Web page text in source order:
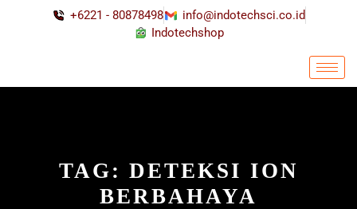
+6221 - 80878498
info@indotechsci.co.id
Indotechshop
TAG: DETEKSI ION
BERBAHAYA